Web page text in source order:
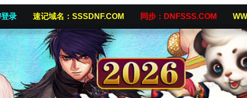
录 速记域名：SSSDNF.COM 同步：DNFSSS.COM